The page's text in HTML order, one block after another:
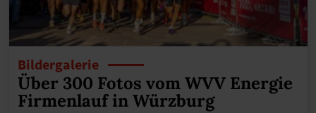
Bildergalerie
Über 300 Fotos vom WVV Energie
Firmenlauf in Würzburg